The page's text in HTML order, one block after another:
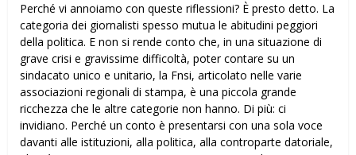
Perché vi annoiamo con queste riflessioni? È presto detto. La
categoria dei giornalisti spesso mutua le abitudini peggiori
della politica. E non si rende conto che, in una situazione di
grave crisi e gravissime difficoltà, poter contare su un
sindacato unico e unitario, la Fnsi, articolato nelle varie
associazioni regionali di stampa, è una piccola grande
ricchezza che le altre categorie non hanno. Di più: ci
invidiano. Perché un conto è presentarsi con una sola voce
davanti alle istituzioni, alla politica, alla controparte datoriale,